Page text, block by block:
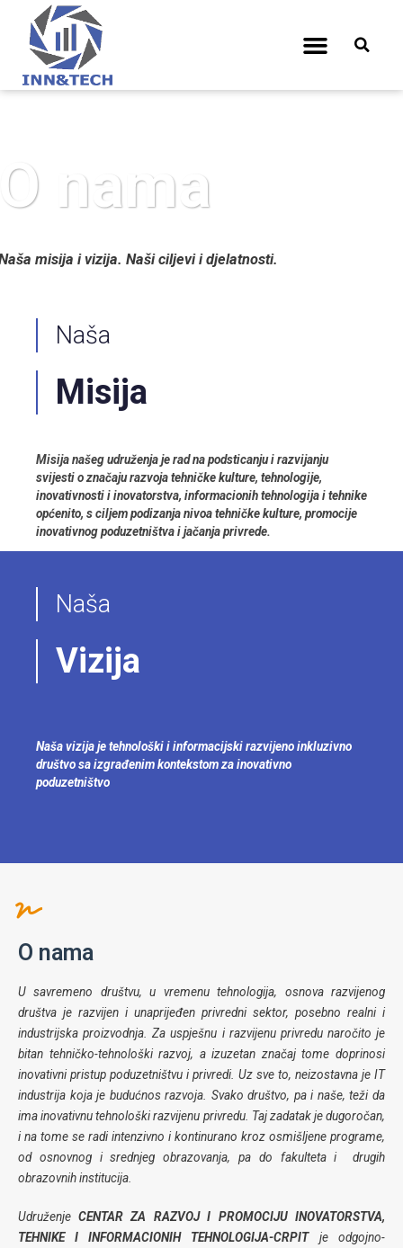
nama
misija i vizija. Naši ciljevi i djelatnosti.
Naša
Misija
Misija našeg udruženja je rad na podsticanju i razvijanju
svijesti o značaju razvoja tehničke kulture, tehnologije,
inovativnosti i inovatorstva, informacionih tehnologija i tehnike
općenito, s ciljem podizanja nivoa tehničke kulture, promocije
inovativnog poduzetništva i jačanja privrede.
Naša
Vizija
Naša vizija je tehnološki i informacijski razvijeno inkluzivno
društvo sa izgrađenim kontekstom za inovativno
poduzetništvo
O nama
U savremeno društvu, u vremenu tehnologija, osnova razvijenog
društva je razvijen i unaprijeđen privredni sektor, posebno realni i
industrijska proizvodnja. Za uspješnu i razvijenu privredu naročito je
bitan tehničko-tehnološki razvoj, a izuzetan značaj tome doprinosi
inovativni pristup poduzetništvu i privredi. Uz sve to, neizostavna je IT
industrija koja je budućnos razvoja. Svako društvo, pa i naše, teži da
ima inovativnu tehnološki razvijenu privredu. Taj zadatak je dugoročan,
i na tome se radi intenzivno i kontinurano kroz osmišljene programe,
od osnovnog i srednjeg obrazovanja, pa do fakulteta i drugih
obrazovnih institucija.
Udruženje CENTAR ZA RAZVOJ I PROMOCIJU INOVATORSTVA,
TEHNIKE I INFORMACIONIH TEHNOLOGIJA-CRPITje odgojno-